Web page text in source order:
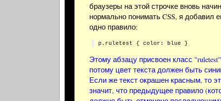
браузеры на этой строчке вновь
нормально понимать CSS, я добавил
одно правило:
Этому абзацу присвоен класс
потому цвет текста должен быть
Если же текст окрашен красным, то
значит, что предыдущее правило